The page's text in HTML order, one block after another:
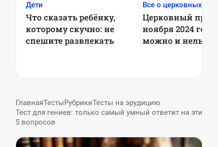
Дети
Что сказать ребёнку,
которому скучно: не
спешите развлекать
Все о церковных
Церковный
ноября 2024
можно и нельзя
ГлавнаяТестыРубрикиТесты на эрудицию
Тест для гениев: только самый умный ответит на эти
5 вопросов